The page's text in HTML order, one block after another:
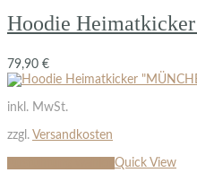
Hoodie Heimatkicker
79,90 €
inkl. MwSt.
zzgl. Versandkosten
Quick View